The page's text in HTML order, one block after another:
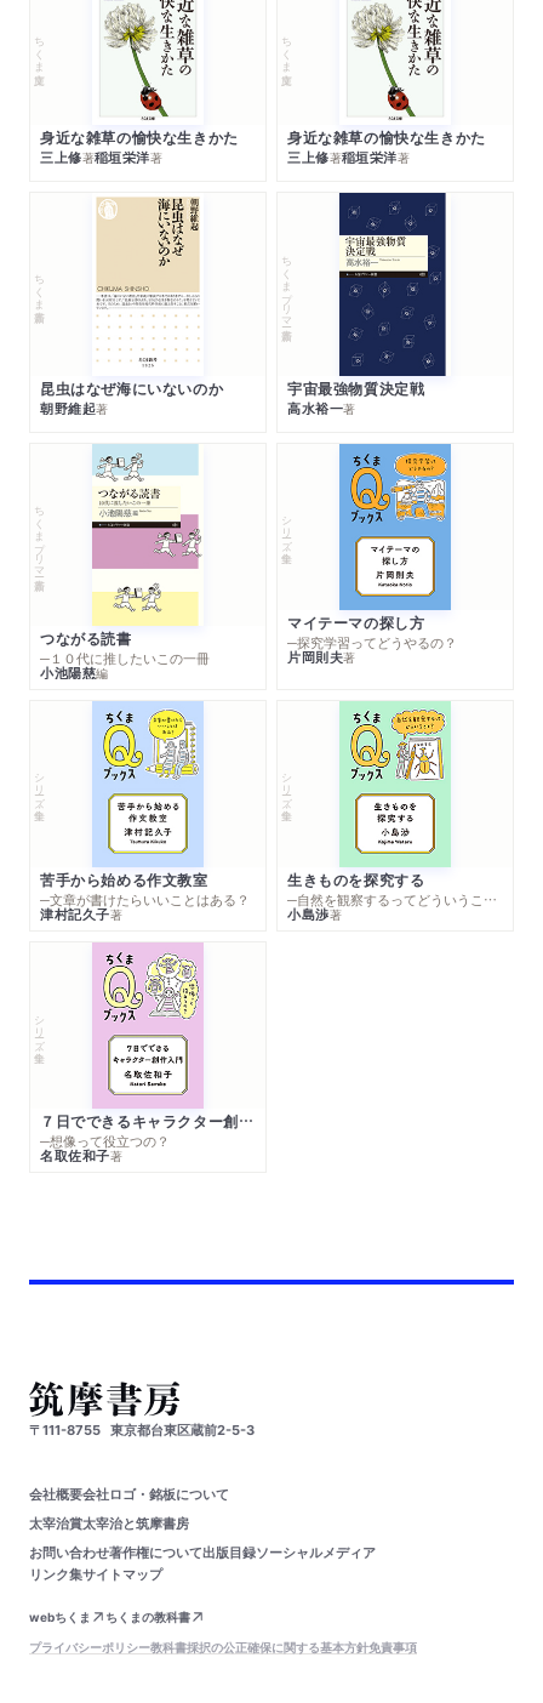
ちくま文庫
身近な雑草の愉快な生きかた
三上修著稲垣栄洋著
ちくま文庫
身近な雑草の愉快な生きかた
三上修著稲垣栄洋著
ちくま新書
昆虫はなぜ海にいないのか
朝野維起著
ちくまプリマー新書
宇宙最強物質決定戦
高水裕一著
ちくまプリマー新書
つながる読書
─１０代に推したいこの一冊
小池陽慈編
シリーズ・全集
マイテーマの探し方
─探究学習ってどうやるの？
片岡則夫著
シリーズ・全集
苦手から始める作文教室
─文章が書けたらいいことはある？
津村記久子著
シリーズ・全集
生きものを探究する
─自然を観察するってどういうこと？
小島渉著
シリーズ・全集
７日でできるキャラクター創作入門
─想像って役立つの？
名取佐和子著
〒111-8755 東京都台東区蔵前2-5-3
会社概要会社ロゴ・銘板について
太宰治賞太宰治と筑摩書房
お問い合わせ著作権について出版目録ソーシャルメディア
リンク集サイトマップ
webちくま
ちくまの教科書
プライバシーポリシー教科書採択の公正確保に関する基本方針免責事項